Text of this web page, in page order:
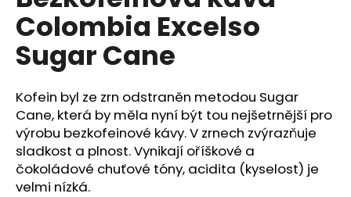
0,0
z
5
hvězdiček.
Colombia Excelso
Sugar Cane
Kofein byl ze zrn odstraněn metodou Sugar
Cane, která by měla nyní být tou nejšetrnější pro
výrobu bezkofeinové kávy. V zrnech zvýrazňuje
sladkost a plnost. Vynikají oříškové a
čokoládové chuťové tóny, acidita (kyselost) je
velmi nízká.
a
j
í
?
HLEDAT